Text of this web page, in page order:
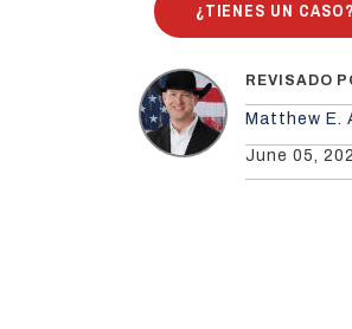
¿TIENES UN CASO?
REVISADO
Matthew E.
June 05,